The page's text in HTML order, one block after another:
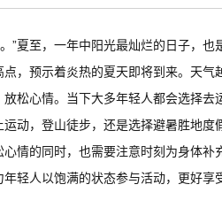
”夏至，一年中阳光最灿烂的日子，也
，预示着炎热的夏天即将到来。天气
松心情。当下大多年轻人都会选择去
动，登山徒步，还是选择避暑胜地度
情的同时，也需要注意时刻为身体补
轻人以饱满的状态参与活动，更好享